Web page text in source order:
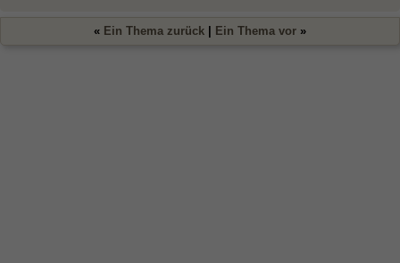
« Ein Thema zurück Ein Thema vor »